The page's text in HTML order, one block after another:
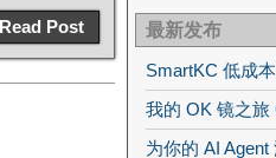
Read Post
最新发布
SmartKC 低成
我的 OK 镜之旅
为你的 AI